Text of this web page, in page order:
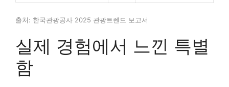
출처: 한국관광공사 2025 관광트렌드 보고서
실제 경험에서 느낀 특별
함